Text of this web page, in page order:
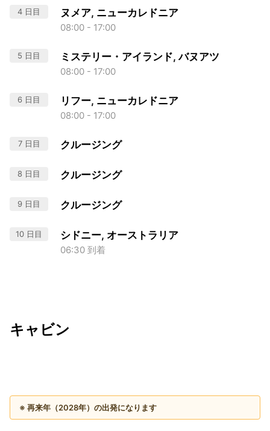
4 日目 ヌメア, ニューカレドニア
08:00 - 17:00
5 日目 ミステリー・アイランド, バヌアツ
08:00 - 17:00
6 日目 リフー, ニューカレドニア
08:00 - 17:00
7 日目 クルージング
8 日目 クルージング
9 日目 クルージング
10 日目 シドニー, オーストラリア
06:30 到着
キャビン
※ 再来年（2028年）の出発になります